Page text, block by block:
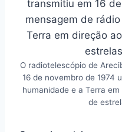
O radiotelescópio de
16 de novembro de 1974
humanidade e a Terra
de